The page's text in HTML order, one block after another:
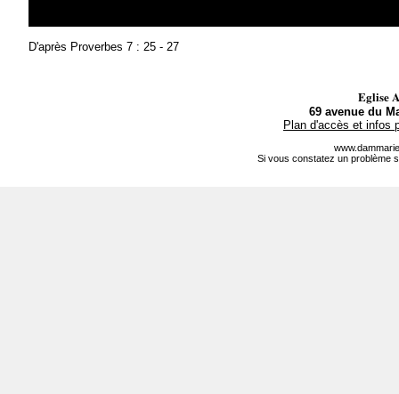
D'après Proverbes 7 : 25 - 27
Eglise
69 avenue du
Plan d'accès et infos
Si vous constatez un problème